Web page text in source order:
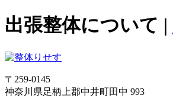
出張整体について |
〒259-0145
神奈川県足柄上郡中井町田中 993